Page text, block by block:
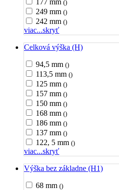
177 mm ()
249 mm ()
242 mm ()
viac...skryť
Celková výška (H)
94,5 mm ()
113,5 mm ()
125 mm ()
157 mm ()
150 mm ()
168 mm ()
186 mm ()
137 mm ()
122, 5 mm ()
viac...skryť
Výška bez základne (H1)
68 mm ()